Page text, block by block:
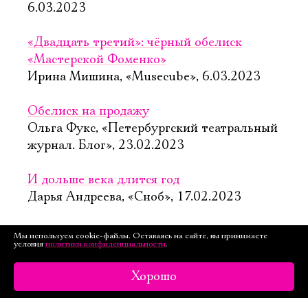
6.03.2023
«Двадцать третий»: чёрный обелиск
«Мастерской Фоменко»
Ирина Мишина, «Musecube», 6.03.2023
Обелиск на продажу
Ольга Фукс, «Петербургский театральный
журнал. Блог», 23.02.2023
И дольше века длится год
Дарья Андреева, «Сноб», 17.02.2023
«Двадцать третий»: драма безвременья
в жанре кабаре
Ксения Стольная, «Ведомости», 17.02.2023
Мы используем cookie-файлы. Оставаясь на сайте, вы принимаете
условия политики конфиденциальности.
Хорошо